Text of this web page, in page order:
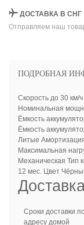
ДОСТАВКА В СНГ
Отправляем наш
ПОДРОБНАЯ
Скорость до 30 км/
Номинальная
Ёмкость
Ёмкость
Литые
Максимальная
Механическая Тип
12 мес. Цвет
Сроки доставки
адресу домой